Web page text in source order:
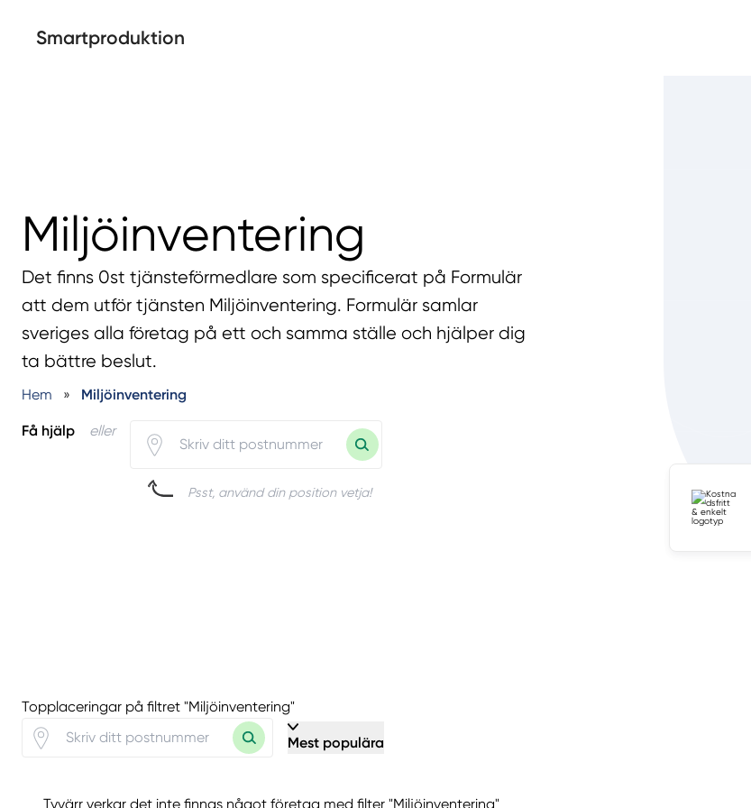
Smartproduktion
Miljöinventering
Det finns 0st tjänsteförmedlare som specificerat på Formulär
att dem utför tjänsten Miljöinventering. Formulär samlar
sveriges alla företag på ett och samma ställe och hjälper dig
ta bättre beslut.
Hem » Miljöinventering
Få hjälp eller
Psst, använd din position vetja!
Topplaceringar på filtret "Miljöinventering"
Mest populära
Tyvärr verkar det inte finnas något företag med filter "Miljöinventering"